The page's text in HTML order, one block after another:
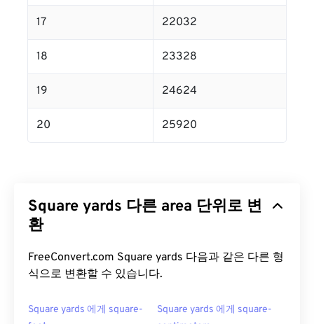
17 22032
18 23328
19 24624
20 25920
Square yards 다른 area 단위로 변
환
FreeConvert.com Square yards 다음과 같은 다른 형
식으로 변환할 수 있습니다.
Square yards 에게 square-
Square yards 에게 square-